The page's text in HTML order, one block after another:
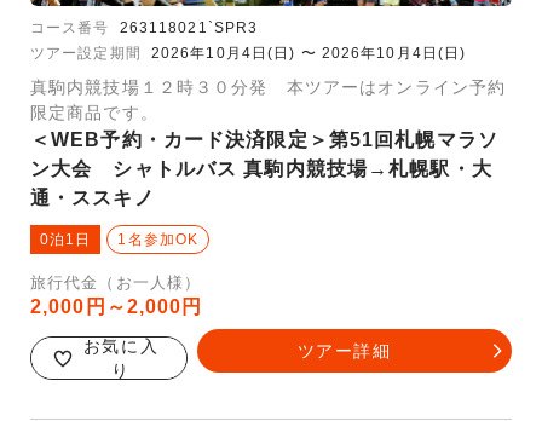
コース番号
263118021`SPR3
ツアー設定期間
2026年10月4日(日) 〜 2026年10月4日(日)
真駒内競技場１２時３０分発 本ツアーはオンライン予約
限定商品です。
＜WEB予約・カード決済限定＞第51回札幌マラソ
ン大会 シャトルバス 真駒内競技場→札幌駅・大
通・ススキノ
0泊1日 1名参加OK
旅行代金（お一人様）
2,000円～2,000円
お気に入
り
ツアー詳細